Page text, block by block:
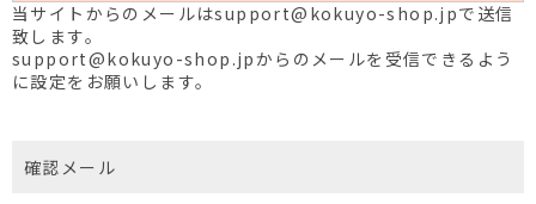
当サイトからのメールはsupport@kokuyo-shop.jpで送信
致します。
support@kokuyo-shop.jpからのメールを受信できるよう
に設定をお願いします。
確認メール